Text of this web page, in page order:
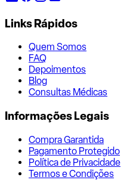
Links Rápidos
Quem Somos
FAQ
Depoimentos
Blog
Consultas Médicas
Informações Legais
Compra Garantida
Pagamento Protegido
Política de Privacidade
Termos e Condições